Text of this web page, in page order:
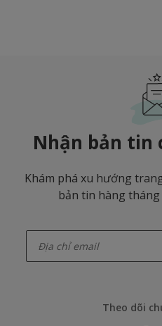
Nhận bản tin
Khám phá xu hướng
bản tin hàng
Theo dõi